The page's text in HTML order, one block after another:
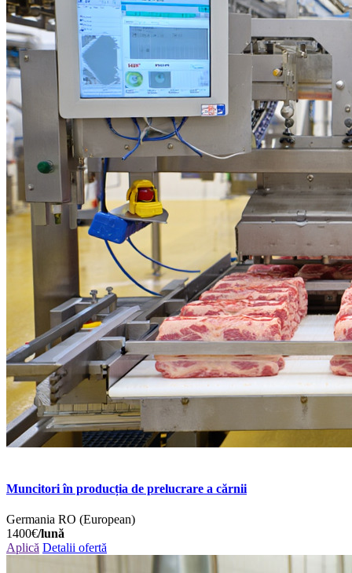
Muncitori în producția de prelucrare a cărnii
Germania RO (European)
1400€/lună
Aplică Detalii ofertă